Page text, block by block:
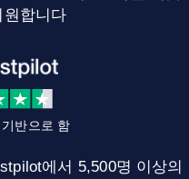
원합니다
반으로 함
에서 5,500명 이상의